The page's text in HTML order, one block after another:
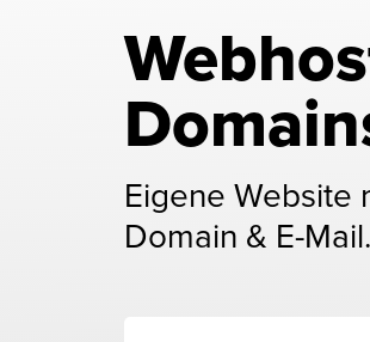
Eigene Website
Domain & E-